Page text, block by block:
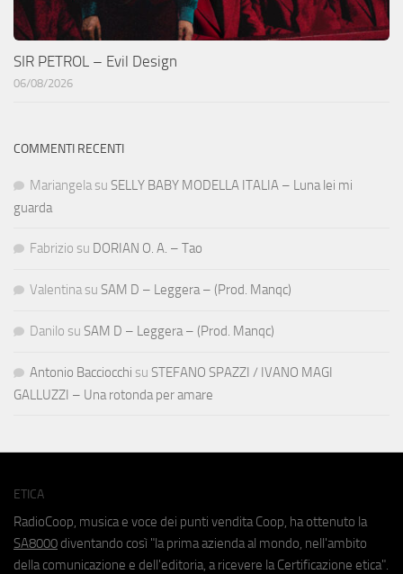
SIR PETROL – Evil Design
06/08/2026
COMMENTI RECENTI
Mariangela su SELLY BABY MODELLA ITALIA – Luna lei mi
guarda
Fabrizio su DORIAN O. A. – Tao
Valentina su SAM D – Leggera – (Prod. Manqc)
Danilo su SAM D – Leggera – (Prod. Manqc)
Antonio Bacciocchi su STEFANO SPAZZI / IVANO MAGI
GALLUZZI – Una rotonda per amare
ETICA
RadioCoop, musica e voce dei punti vendita Coop, ha ottenuto la
SA8000 diventando così "la prima azienda al mondo, nell'ambito
della comunicazione e dell'editoria, a ricevere la Certificazione etica".